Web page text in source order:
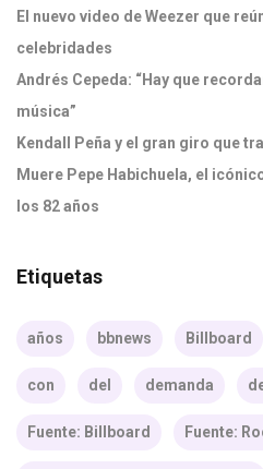
El nuevo video de Weezer que
celebridades
Andrés Cepeda: “Hay que
música”
Kendall Peña y el gran giro que
Muere Pepe Habichuela, el
los 82 años
Etiquetas
años bbnews Billboard
con del demanda
Fuente: Billboard Fuente: